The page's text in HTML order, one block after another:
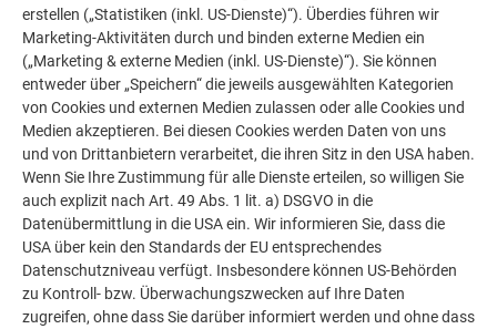
berichtet haben. Vater und Tochter sind jedenfalls froh über
ihre Entscheidung für eineFassade aus PREFA Aluminium
Denn die handgefertigten, goldenen Rauten schmiegen sich
wie eine Haut über die gekrümmten Flächen in Maroshegy.
Genau wie sie es sich vorgestellt hatten.
erstellen („Statistiken (inkl. US-Dienste)“). Überdies führen wir
Marketing-Aktivitäten durch und binden externe Medien ein
(„Marketing & externe Medien (inkl. US-Dienste)“). Sie können
entweder über „Speichern“ die jeweils ausgewählten Kategorien
von Cookies und externen Medien zulassen oder alle Cookies und
Medien akzeptieren. Bei diesen Cookies werden Daten von uns
und von Drittanbietern verarbeitet, die ihren Sitz in den USA haben.
Wenn Sie Ihre Zustimmung für alle Dienste erteilen, so willigen Sie
auch explizit nach Art. 49 Abs. 1 lit. a) DSGVO in die
Datenübermittlung in die USA ein. Wir informieren Sie, dass die
USA über kein den Standards der EU entsprechendes
Datenschutzniveau verfügt. Insbesondere können US-Behörden
zu Kontroll- bzw. Überwachungszwecken auf Ihre Daten
zugreifen, ohne dass Sie darüber informiert werden und ohne dass